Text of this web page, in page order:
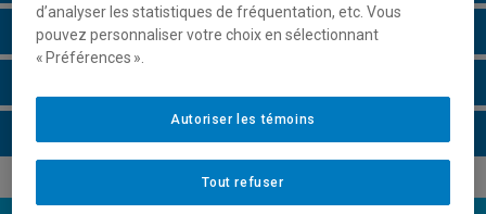
Horaire - Été 2026
d’analyser les statistiques de fréquentation, etc. Vous
pouvez personnaliser votre choix en sélectionnant
« Préférences ».
Tout refuser
Autoriser les témoins